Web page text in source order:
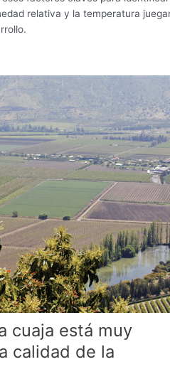
relativa y la temperatura
cuaja está muy
calidad de la